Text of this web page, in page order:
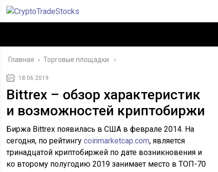
Главная › Торговые площадки
18.06.2019
Bittrex – обзор характеристик
и возможностей криптобиржи
Биржа Bittrex появилась в США в феврале 2014. На
сегодня, по рейтингуcoinmarketcap.com, является
тринадцатой криптобиржей по дате возникновения и
ко второму полугодию 2019 занимает место в ТОП-70